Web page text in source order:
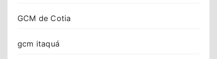
GCM de Cotia
gcm itaquá